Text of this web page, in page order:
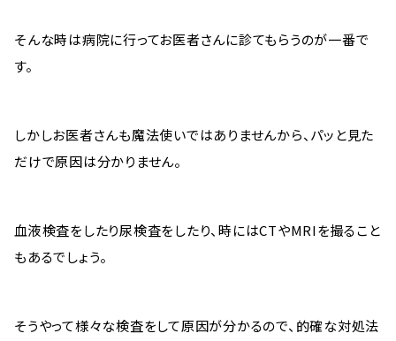
そんな時は病院に行ってお医者さんに診てもらうのが一番で
す。
しかしお医者さんも魔法使いではありませんから、パッと見た
だけで原因は分かりません。
血液検査をしたり尿検査をしたり、時にはCTやMRIを撮ること
もあるでしょう。
そうやって様々な検査をして原因が分かるので、的確な対処法